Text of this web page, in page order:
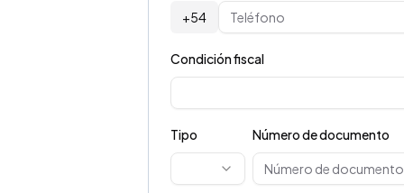
+54
Condición fiscal
Tipo Número de documento